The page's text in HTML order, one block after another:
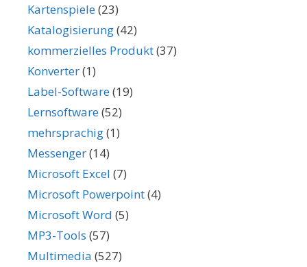
Kartenspiele(23)
Katalogisierung(42)
kommerzielles Produkt(37)
Konverter(1)
Label-Software(19)
Lernsoftware(52)
mehrsprachig(1)
Messenger(14)
Microsoft Excel (7)
Microsoft Powerpoint(4)
Microsoft Word (5)
MP3-Tools (57)
Multimedia (527)